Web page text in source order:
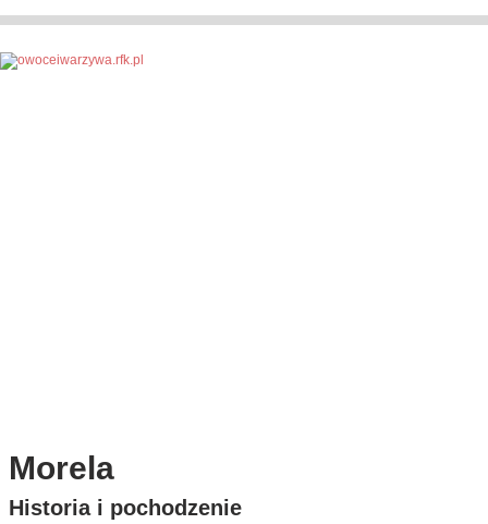
Morela
Historia i pochodzenie